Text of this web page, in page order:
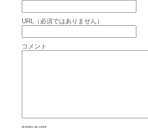
URL（必須ではありません）
コメント